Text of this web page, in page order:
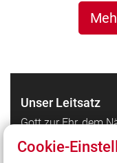
Unser Leitsatz
Gott zur Ehr, dem
Cookie-